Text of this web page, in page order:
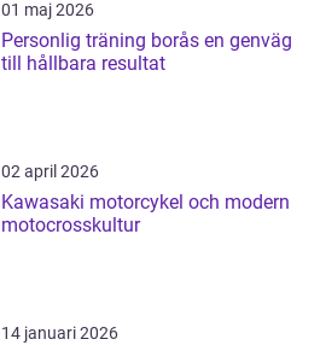
01 maj 2026
Personlig träning borås en genväg
till hållbara resultat
02 april 2026
Kawasaki motorcykel och modern
motocrosskultur
14 januari 2026